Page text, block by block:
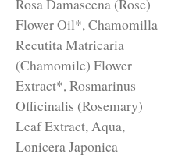
Rosa Damascena (Rose)
Flower Oil*, Chamomilla
Recutita Matricaria
(Chamomile) Flower
Extract*, Rosmarinus
Officinalis (Rosemary)
Leaf Extract, Aqua,
Lonicera Japonica